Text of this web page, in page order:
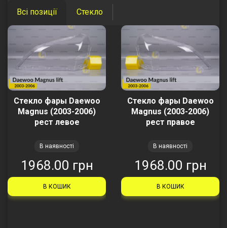
Всі позиції Стекло
Стекло фары Daewoo
Magnus (2003-2006)
рест левое
В наявності
1968.00 грн
В КОШИК
Стекло фары Daewoo
Magnus (2003-2006)
рест правое
В наявності
1968.00 грн
В КОШИК